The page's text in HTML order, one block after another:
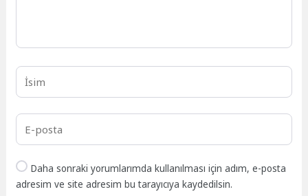
Daha sonraki yorumlarımda kullanılması için adım, e-posta
adresim ve site adresim bu tarayıcıya kaydedilsin.